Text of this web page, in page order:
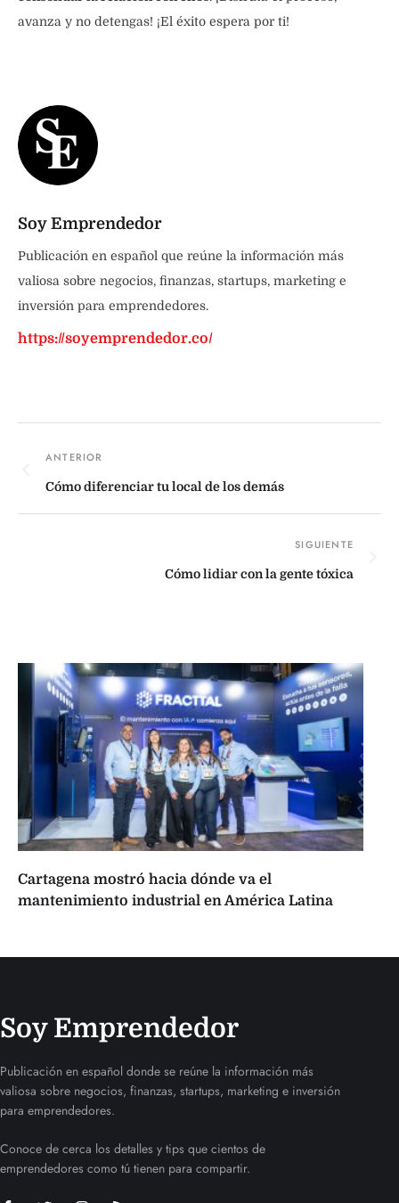
avanza y no detengas! ¡El éxito espera por ti!
Soy Emprendedor
Publicación en español que reúne la información más
valiosa sobre negocios, finanzas, startups, marketing e
inversión para emprendedores.
https://soyemprendedor.co/
Cómo diferenciar tu local de los demás
Cómo lidiar con la gente tóxica
Cartagena mostró hacia dónde va el
mantenimiento industrial en América Latina
Soy Emprendedor
Publicación en español donde se reúne la información más
valiosa sobre negocios, finanzas, startups, marketing e inversión
para emprendedores.
Conoce de cerca los detalles y tips que cientos de
emprendedores como tú tienen para compartir.